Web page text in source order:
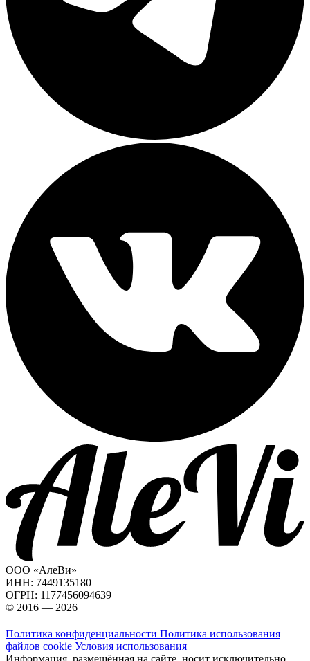
ООО «АлеВи»
ИНН: 7449135180
ОГРН: 1177456094639
© 2016 — 2026
Политика конфиденциальности Политика использования
файлов cookie Условия использования
Информация, размещённая на сайте, носит исключительно